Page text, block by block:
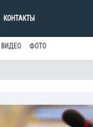
КОНТАКТЫ
ВИДЕО ФОТО